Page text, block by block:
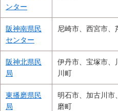
ンター
阪神南県民
センター
尼崎市、西宮市、
阪神北県民
局
伊丹市、宝塚市、
川町
東播磨県民
局
明石市、加古川市
磨町